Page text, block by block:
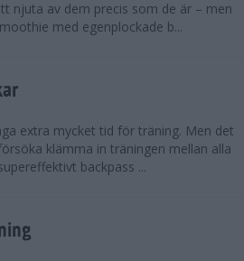
njuta av dem precis som de är – men
med egenplockade b...
extra mycket tid för träning. Men det
klämma in träningen mellan alla
backpass ...